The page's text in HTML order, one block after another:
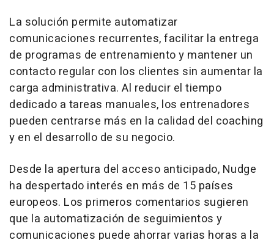
La solución permite automatizar
comunicaciones recurrentes, facilitar la entrega
de programas de entrenamiento y mantener un
contacto regular con los clientes sin aumentar la
carga administrativa. Al reducir el tiempo
dedicado a tareas manuales, los entrenadores
pueden centrarse más en la calidad del coaching
y en el desarrollo de su negocio.
Desde la apertura del acceso anticipado, Nudge
ha despertado interés en más de 15 países
europeos. Los primeros comentarios sugieren
que la automatización de seguimientos y
comunicaciones puede ahorrar varias horas a la